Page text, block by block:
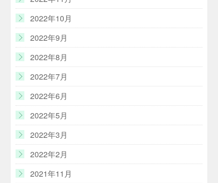
2022年10月
2022年9月
2022年8月
2022年7月
2022年6月
2022年5月
2022年3月
2022年2月
2021年11月